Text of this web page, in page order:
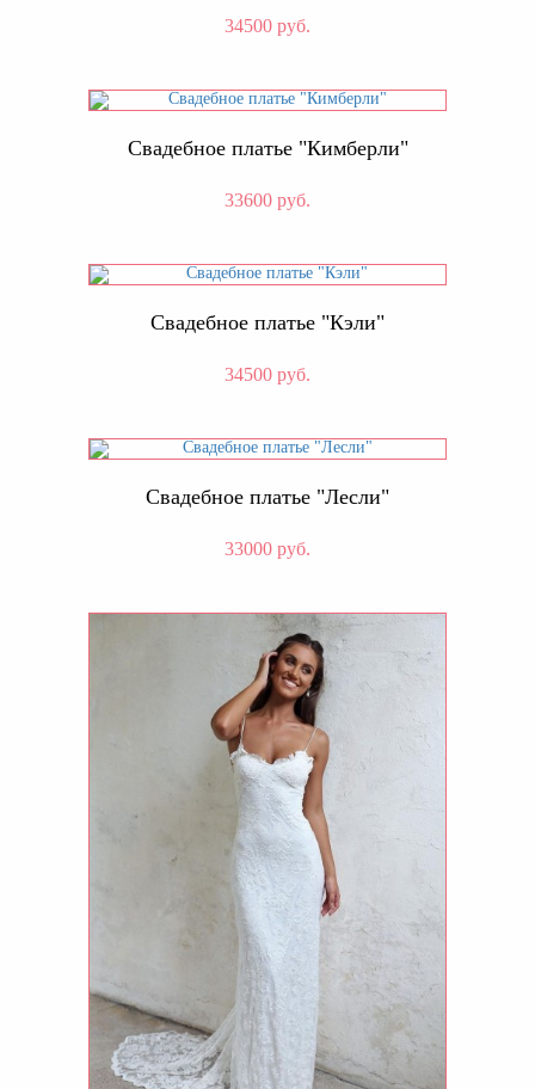
34500 руб.
Свадебное платье "Кимберли"
33600 руб.
Свадебное платье "Кэли"
34500 руб.
Свадебное платье "Лесли"
33000 руб.